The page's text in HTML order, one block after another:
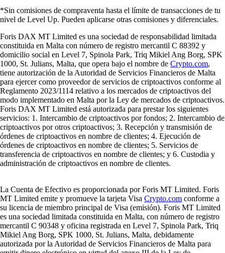
*Sin comisiones de compraventa hasta el límite de transacciones de tu
nivel de Level Up. Pueden aplicarse otras comisiones y diferenciales.
Foris DAX MT Limited es una sociedad de responsabilidad limitada
constituida en Malta con número de registro mercantil C 88392 y
domicilio social en Level 7, Spinola Park, Triq Mikiel Ang Borg, SPK
1000, St. Julians, Malta, que opera bajo el nombre de Crypto.com,
tiene autorización de la Autoridad de Servicios Financieros de Malta
para ejercer como proveedor de servicios de criptoactivos conforme al
Reglamento 2023/1114 relativo a los mercados de criptoactivos del
modo implementado en Malta por la Ley de mercados de criptoactivos.
Foris DAX MT Limited está autorizada para prestar los siguientes
servicios: 1. Intercambio de criptoactivos por fondos; 2. Intercambio de
criptoactivos por otros criptoactivos; 3. Recepción y transmisión de
órdenes de criptoactivos en nombre de clientes; 4. Ejecución de
órdenes de criptoactivos en nombre de clientes; 5. Servicios de
transferencia de criptoactivos en nombre de clientes; y 6. Custodia y
administración de criptoactivos en nombre de clientes.
La Cuenta de Efectivo es proporcionada por Foris MT Limited. Foris
MT Limited emite y promueve la tarjeta Visa Crypto.com conforme a
su licencia de miembro principal de Visa (emisión). Foris MT Limited
es una sociedad limitada constituida en Malta, con número de registro
mercantil C 90348 y oficina registrada en Level 7, Spinola Park, Triq
Mikiel Ang Borg, SPK 1000, St. Julians, Malta, debidamente
autorizada por la Autoridad de Servicios Financieros de Malta para